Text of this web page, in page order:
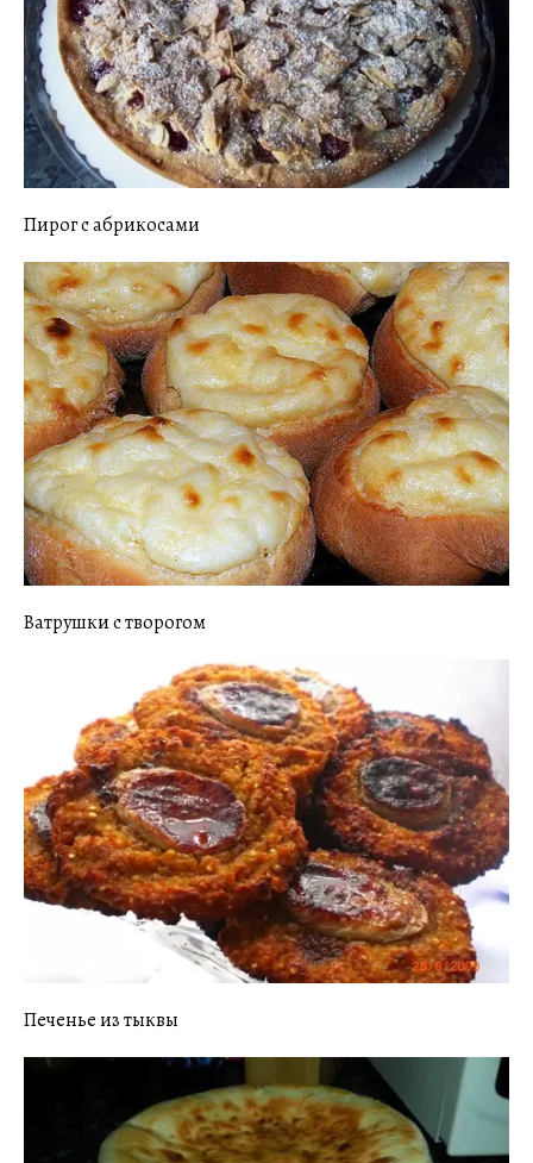
Пирог с абрикосами
Ватрушки с творогом
Печенье из тыквы